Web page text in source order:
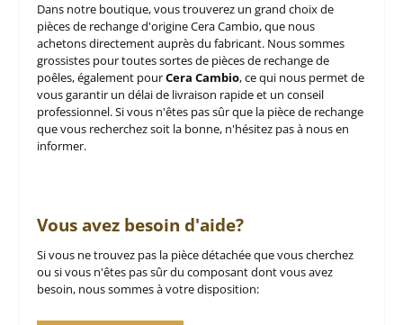
Dans notre boutique, vous trouverez un grand choix de
pièces de rechange d'origine Cera Cambio, que nous
achetons directement auprès du fabricant. Nous sommes
grossistes pour toutes sortes de pièces de rechange de
poêles, également pourCera Cambio, ce qui nous permet de
vous garantir un délai de livraison rapide et un conseil
professionnel. Si vous n'êtes pas sûr que la pièce de rechange
que vous recherchez soit la bonne, n'hésitez pas à nous en
informer.
Vous avez besoin d'aide?
Si vous ne trouvez pas la pièce détachée que vous cherchez
ou si vous n'êtes pas sûr du composant dont vous avez
besoin, nous sommes à votre disposition: